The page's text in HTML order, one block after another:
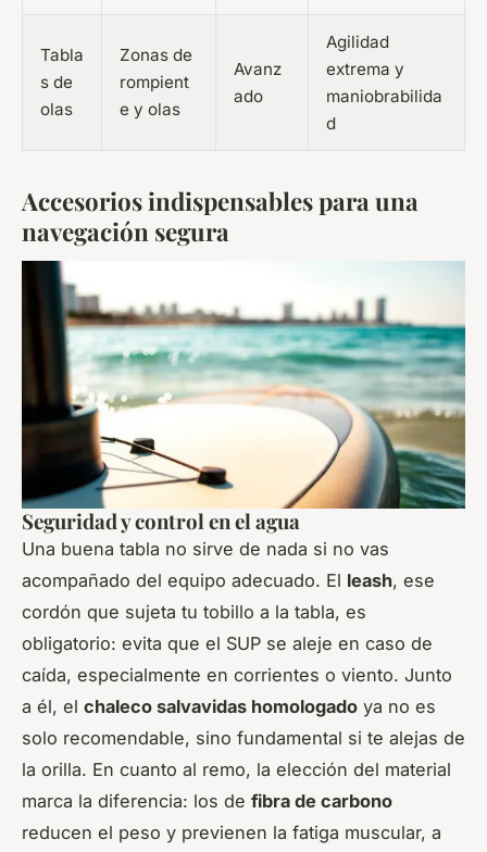
Tabla
s de
olas
Zonas de
rompient
e y olas
Avanz
ado
Agilidad
extrema y
maniobrabilida
d
Accesorios indispensables para una
navegación segura
Seguridad y control en el agua
Una buena tabla no sirve de nada si no vas
acompañado del equipo adecuado. El leash, ese
cordón que sujeta tu tobillo a la tabla, es
obligatorio: evita que el SUP se aleje en caso de
caída, especialmente en corrientes o viento. Junto
a él, el chaleco salvavidas homologado ya no es
solo recomendable, sino fundamental si te alejas de
la orilla. En cuanto al remo, la elección del material
marca la diferencia: los de fibra de carbono
reducen el peso y previenen la fatiga muscular, a